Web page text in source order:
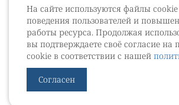
На сайте используются файлы
поведения пользователей и
работы ресурса. Продолжая
вы подтверждаете своё согласие на
cookie в соответствии с нашей
Согласен